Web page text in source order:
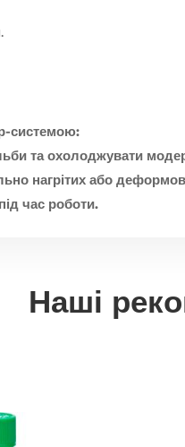
системою:
та охолоджувати
нагрітих або
час роботи.
Наші